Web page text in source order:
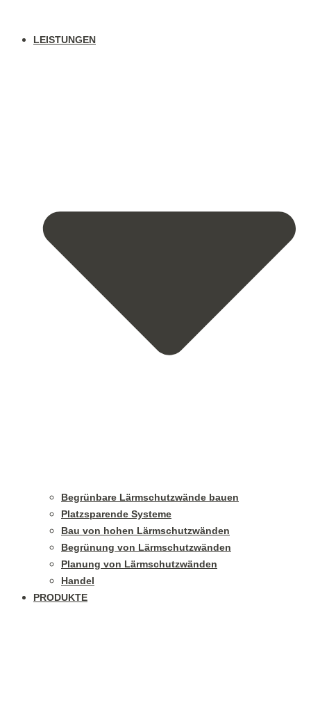
LEISTUNGEN
Begrünbare Lärmschutzwände bauen
Platzsparende Systeme
Bau von hohen Lärmschutzwänden
Begrünung von Lärmschutzwänden
Planung von Lärmschutzwänden
Handel
PRODUKTE